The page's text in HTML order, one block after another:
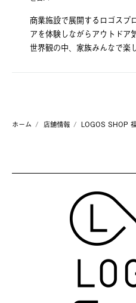
商業施設で展開するロゴスプ
アを体験しながらアウトドア
世界観の中、家族みんなで楽
ホーム 店舗情報 LOGOS SHOP